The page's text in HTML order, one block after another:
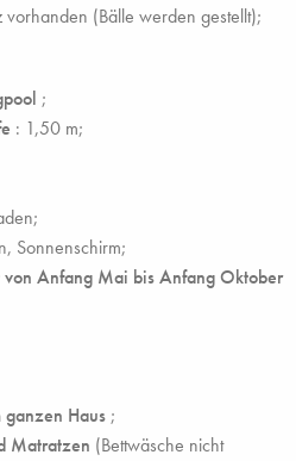
vorhanden (Bälle werden gestellt);
;
: 1,50 m;
Sonnenschirm;
von Anfang Mai bis Anfang Oktober
Haus ;
Matratzen (Bettwäsche nicht